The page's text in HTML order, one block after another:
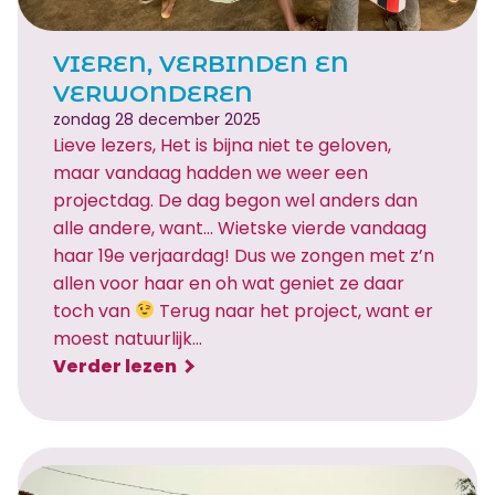
k
n
c
h
o
c
o
l
a
d
e
VIEREN, VERBINDEN EN
VERWONDEREN
zondag 28 december 2025
Lieve lezers, Het is bijna niet te geloven,
maar vandaag hadden we weer een
projectdag. De dag begon wel anders dan
alle andere, want… Wietske vierde vandaag
haar 19e verjaardag! Dus we zongen met z’n
allen voor haar en oh wat geniet ze daar
toch van
Terug naar het project, want er
moest natuurlijk…
Verder lezen:
i
e